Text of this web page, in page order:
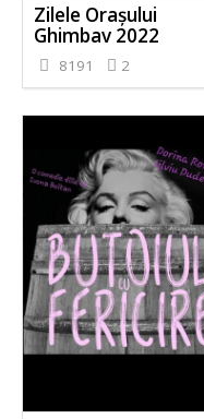
Zilele Orașului
Ghimbav 2022
8191 2